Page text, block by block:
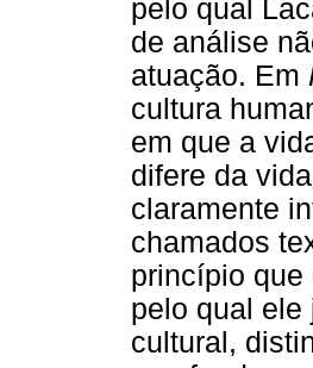
pelo qual
de análise
atuação. Em
cultura
em que a
difere da
claramente
chamados
princípio que
pelo qual ele
cultural,